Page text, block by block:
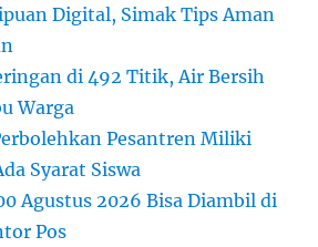
Digital, Simak Tips Aman
di 492 Titik, Air Bersih
Warga
Pesantren Miliki
Syarat Siswa
Agustus 2026 Bisa Diambil di
Pos